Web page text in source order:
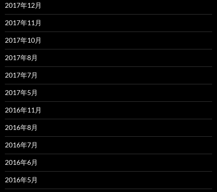
2017年12月
2017年11月
2017年10月
2017年8月
2017年7月
2017年5月
2016年11月
2016年8月
2016年7月
2016年6月
2016年5月